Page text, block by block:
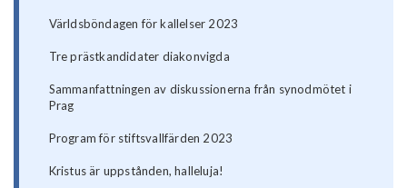
Världsböndagen för kallelser 2023
Tre prästkandidater diakonvigda
Sammanfattningen av diskussionerna från synodmötet i
Prag
Program för stiftsvallfärden 2023
Kristus är uppstånden, halleluja!